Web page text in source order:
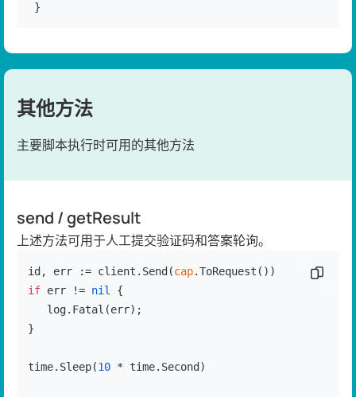
}
其他方法
主要脚本执行时可用的其他方法
send / getResult
上述方法可用于人工提交验证码和答案轮询。
id, err := client.Send(cap
if err != nil
{
   log.Fatal(err);
}
time.Sleep(10 * time.Second)
复制代